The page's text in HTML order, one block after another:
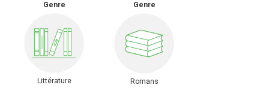
Genre
Littérature
Genre
Romans